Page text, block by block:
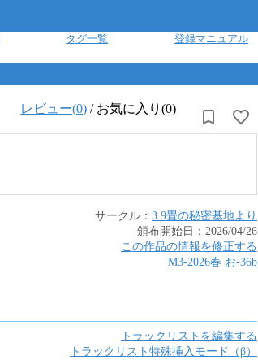
タグ一覧 登録マニュアル
レビュー(0) / お気に入り(0)
サークル： 3.9畳の秘密基地より
頒布開始日： 2026/04/26
この作品の情報を修正する
M3-2026春 お-36b
トラックリストを編集する
トラックリスト特殊挿入モード（β）